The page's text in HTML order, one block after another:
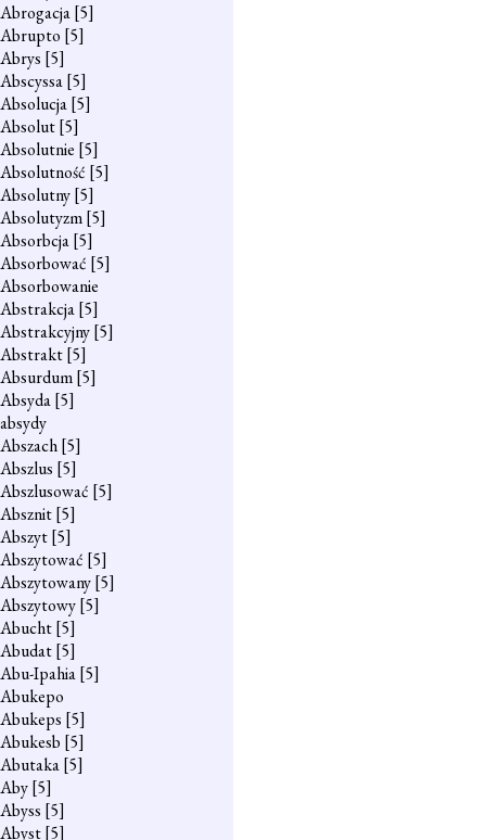
Abrogacja[5]
Abrupto [5]
Abrys [5]
Abscyssa[5]
Absolucja[5]
Absolut[5]
Absolutnie [5]
Absolutność [5]
Absolutny[5]
Absolutyzm[5]
Absorbcja[5]
Absorbować [5]
Absorbowanie
Abstrakcja[5]
Abstrakcyjny[5]
Abstrakt[5]
Absurdum[5]
Absyda[5]
absydy
Abszach[5]
Abszlus [5]
Abszlusować [5]
Absznit[5]
Abszyt[5]
Abszytować [5]
Abszytowany[5]
Abszytowy[5]
Abucht[5]
Abudat[5]
Abu-Ipahia[5]
Abukepo
Abukeps [5]
Abukesb [5]
Abutaka[5]
Aby[5]
Abyss [5]
Abyst[5]